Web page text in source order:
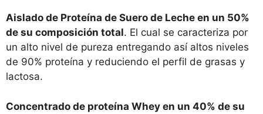
Aislado de Proteína de Suero de Leche en un 50%
de su composición total. El cual se caracteriza por
un alto nivel de pureza entregando así altos niveles
de 90% proteína y reduciendo el perfil de grasas y
lactosa.
Concentrado de proteína Whey en un 40% de su